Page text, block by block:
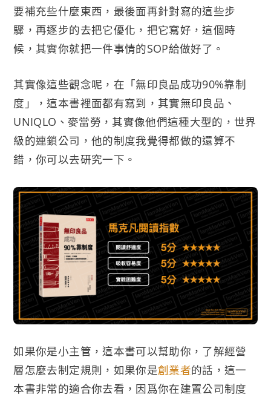
要補充些什麼東西，最後面再針對寫的這些步
驟，再逐步的去把它優化，把它寫好，這個時
候，其實你就把一件事情的SOP給做好了。
其實像這些觀念呢，在「無印良品成功90%靠制
度」，這本書裡面都有寫到，其實無印良品、
UNIQLO、麥當勞，其實像他們這種大型的，世界
級的連鎖公司，他的制度我覺得都做的還算不
錯，你可以去研究一下。
如果你是小主管，這本書可以幫助你，了解經營
層怎麼去制定規則，如果你是創業者的話，這一
本書非常的適合你去看，因爲你在建置公司制度